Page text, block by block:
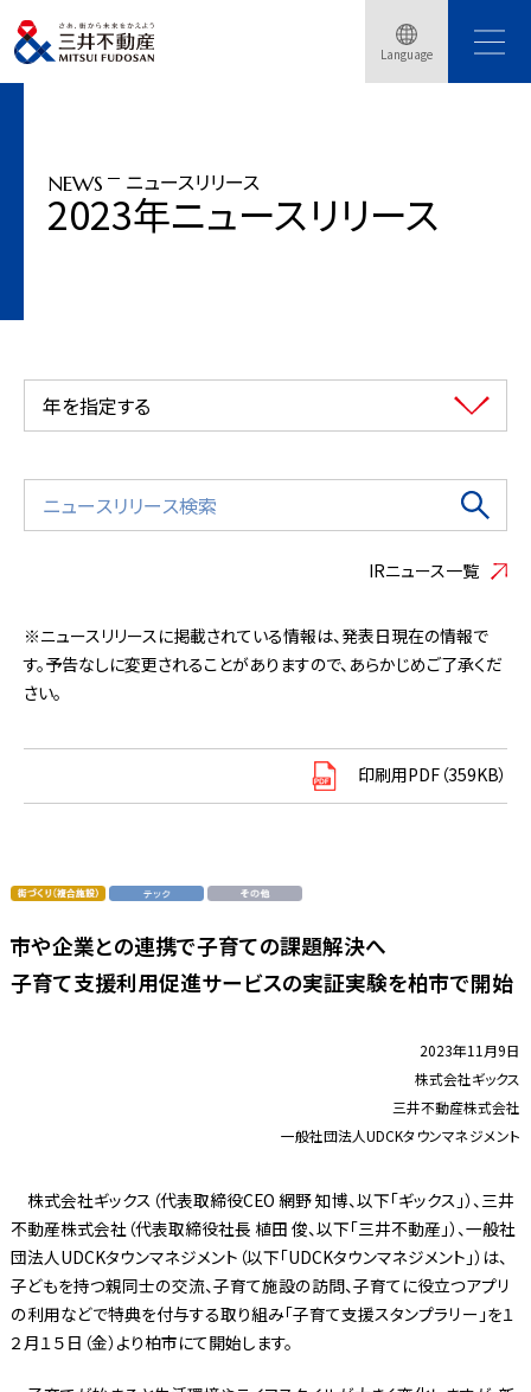
Language
トップページ ニュースリリース
子育て支援利用促進サービスの実証実験を柏市で開始
NEWS ニュースリリース
2023年ニュースリリース
年を指定する
IRニュース一覧
※ニュースリリースに掲載されている情報は、発表日現在の情報で
す。予告なしに変更されることがありますので、あらかじめご了承くだ
さい。
印刷用PDF（359KB）
市や企業との連携で子育ての課題解決へ
子育て支援利用促進サービスの実証実験を柏市で開始
2023年11月9日
株式会社ギックス
三井不動産株式会社
一般社団法人UDCKタウンマネジメント
株式会社ギックス（代表取締役CEO 網野 知博、以下「ギックス」）、三井
不動産株式会社（代表取締役社長 植田 俊、以下「三井不動産」）、一般社
団法人UDCKタウンマネジメント（以下「UDCKタウンマネジメント」）は、
子どもを持つ親同士の交流、子育て施設の訪問、子育てに役立つアプリ
の利用などで特典を付与する取り組み「子育て支援スタンプラリー」を１
２月１５日（金）より柏市にて開始します。